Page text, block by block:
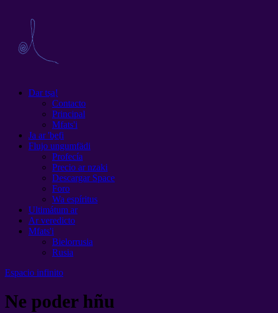
Dar tsa̲!
Contacto
Principal
Mfats'i
Ja ar 'be̲fi
Flujo ungumfädi
Profecía
Precio ar nzaki
Descargar Space
Foro
Wa espíritus
Ultimátum ar
Ar veredicto
Mfats'i
Bielorrusia
Rusia
Espacio infinito
Ne poder hñu